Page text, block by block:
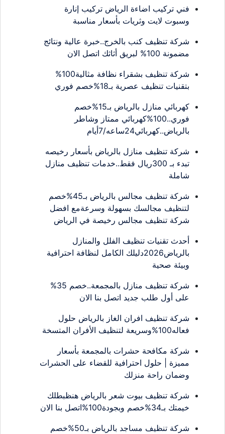
فني تركيب اضاءة الرياض تركيب إنارة
وسبوت لايت وثريات بأسعار مناسبة
شركة تنظيف كنب بالخرج..خبرة عالية ونتائج
مضمونة 100% لبريق أثاثك اتصل الان
شركة تنظيف بشقراء نظافة مثالية100%
بتقنيات تنظيف عصرية بـ18%خصم فوري
كهربائي منازل بالرياض بـ15%خصم
فوري..100%كهربائي ممتاز وشاطر
بالرياض..كهربائي24ساعه/7أيام
شركة تنظيف منازل بالرياض بأسعار رخيصه
تبدء بـ 300ريال فقط..خدمات تنظيف منازل
شاملة
شركة تنظيف مجالس بالرياض بـ45%خصم
لتنظيف مجالسك بسهولة وسرعةمع افضل
شركة تنظيف مجالس رخيصة في الرياض
أحدث تقنيات تنظيف الفلل والمنازل
بالرياض2026دليلك الكامل لنظافة احترافية
وبيئة صحية
شركة تنظيف منازل بالمجمعة..خصم 35%
على أول طلب جديد اتصل بنا الان
شركة تنظيف افران الغاز بالرياض حلول
فعاله100%وسريعة لتنظيف الأفران المتسخة
شركة مكافحة حشرات بالمجمعة بأسعار
مميزة | حلول احترافية للقضاء على الحشرات
وضمان راحة منزلك
شركة تنظيف بيوت شعر بالرياض هنظبطلك
خيمتك بـ34%خصم وبجودة100%اتصل بنا الان
شركة تنظيف مساجد بالرياض بـ50%خصم